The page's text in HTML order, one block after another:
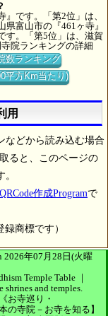
』です。「第2位」は、
富山市の『461ヶ寺』
す。「第5位」は、滋賀
院ランキングの詳細
数ランキング
平方Km当たり)
用
などから読み込む場合
ると、このページの
作成Programで
商標です）
2026年07月28日(火曜
Temple Table ｜
shrines and temples.
《お寺巡り・
の寺院－お寺を知る】